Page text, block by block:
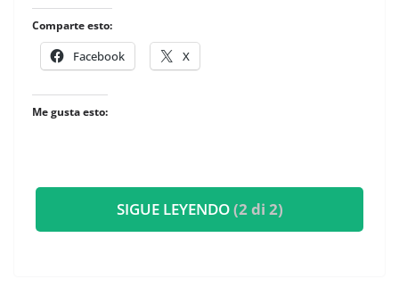
Comparte esto:
Facebook X
Me gusta esto:
SIGUE LEYENDO(2 di 2)